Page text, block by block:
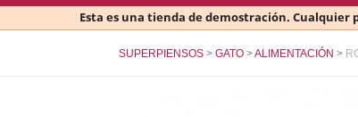
Esta es una tienda de demostración.
SUPERPIENSOS GATO ALIMENTACIÓN